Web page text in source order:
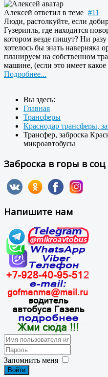
Алексей ответил в теме #11
Люди, растолкуйте, если
Гузерипль, где находится
котором везде пишут? Ни разу
хотелось бы знать наверняка
планируем на собственном
машине, (если это имеет какое
Подробнее...
Вы здесь:
Главная
Трансферы
Краснодар трансферы,
Трансфер, заброска
микроавтобусы
Заброска в горы в соц
Напишите нам
Запомнить меня
Войти